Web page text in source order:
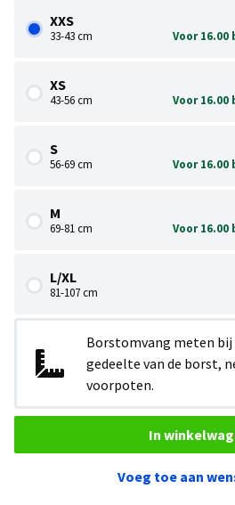
XXS
33-43 cm Voor
XS
43-56 cm Voor
S
56-69 cm Voor
M
69-81 cm Voor
L/XL
81-107 cm
Borstomvang meten
gedeelte van de borst,
voorpoten.
In
Voeg toe aan